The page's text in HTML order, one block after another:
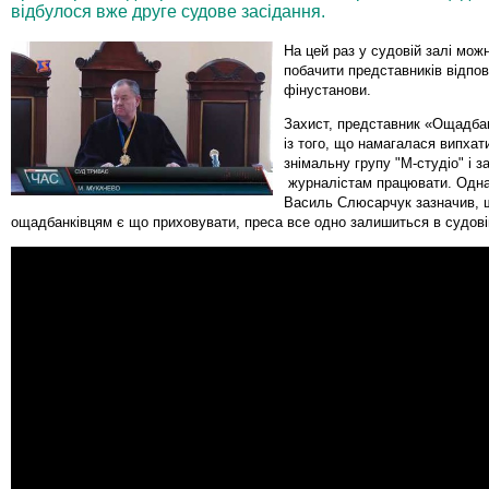
відбулося вже друге судове засідання.
На цей раз у судовій залі
побачити представників
фінустанови.
Захист, представник
із того, що намагалася
знімальну групу "М-студіо" і
журналістам працювати.
Василь Слюсарчук зазначив,
ощадбанківцям є що приховувати, преса все одно залишиться в